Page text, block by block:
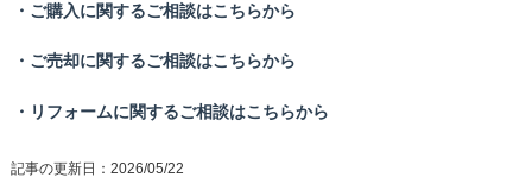
・ご購入に関するご相談はこちらから
・ご売却に関するご相談はこちらから
・リフォームに関するご相談はこちらから
記事の更新日： 2026/05/22